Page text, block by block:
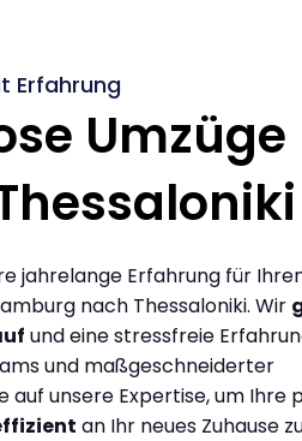
Erfahrung
Umzüge
jahrelange Erfahrung für
nach Thessaloniki. Wir
und eine stressfreie
und maßgeschneiderter
auf unsere Expertise, um Ihre
an Ihr neues Zuhause